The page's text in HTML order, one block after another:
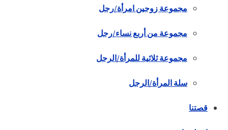
مجموعة زوجين امرأة/رجل
مجموعة من أربع نساء/رجل
مجموعة ثلاثية للمرأة/الرجل
سلة المرأة/الرجل
قصتنا